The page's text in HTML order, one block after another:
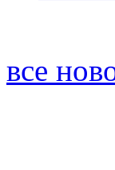
все